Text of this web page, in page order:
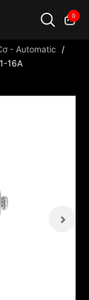
0
- Automatic
/
16A